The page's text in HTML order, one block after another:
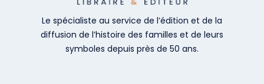
Le spécialiste au service de l’édition et de la
diffusion de l’histoire des familles et de leurs
symboles depuis près de 50 ans.